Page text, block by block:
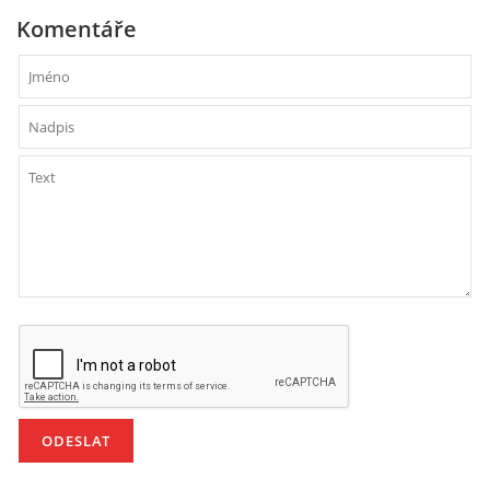
PÍSNĚ K TÉMATU PODZIM
BÁSNĚ K TÉMATU PODZIM
POHYBOVÉ AKTIVITY NA TÉMA PODZIM
POHYBOVÉ AKTIVITY NA TÉMA ZIMA
VZDĚLÁVACÍ PLÁN OD ZÁŘÍ DO ČERVNA
Komentáře